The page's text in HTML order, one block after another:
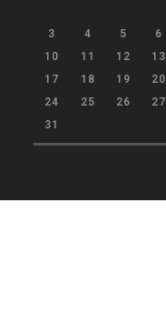
3
4 5 6
10
11 12 13
17
18 19 20
24
25 26 27
31